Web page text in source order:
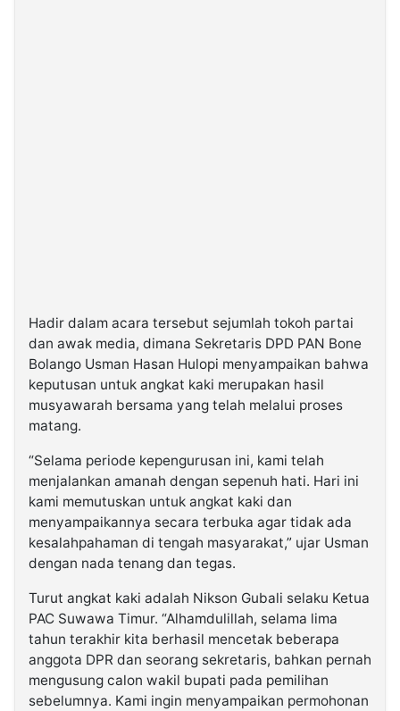
Hadir dalam acara tersebut sejumlah tokoh partai
dan awak media, dimana Sekretaris DPD PAN Bone
Bolango Usman Hasan Hulopi menyampaikan bahwa
keputusan untuk angkat kaki merupakan hasil
musyawarah bersama yang telah melalui proses
matang.
“Selama periode kepengurusan ini, kami telah
menjalankan amanah dengan sepenuh hati. Hari ini
kami memutuskan untuk angkat kaki dan
menyampaikannya secara terbuka agar tidak ada
kesalahpahaman di tengah masyarakat,” ujar Usman
dengan nada tenang dan tegas.
Turut angkat kaki adalah Nikson Gubali selaku Ketua
PAC Suwawa Timur. “Alhamdulillah, selama lima
tahun terakhir kita berhasil mencetak beberapa
anggota DPR dan seorang sekretaris, bahkan pernah
mengusung calon wakil bupati pada pemilihan
sebelumnya. Kami ingin menyampaikan permohonan